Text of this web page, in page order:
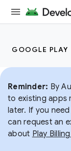
GOOGLE PLAY
Reminder: By
to existing apps
later. If you
can request an
about Play